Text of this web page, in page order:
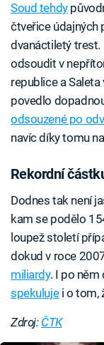
Soud tehdy
čtveřice údajných
dvanáctiletý trest.
odsoudit v
republice a
povedlo
odsouzené po
navíc díky tomu
Rekordní
Dodnes tak není
kam se podělo
loupež století
dokud v roce
miliardy. I po něm
spekulujei o tom,
Zdroj: ČTK